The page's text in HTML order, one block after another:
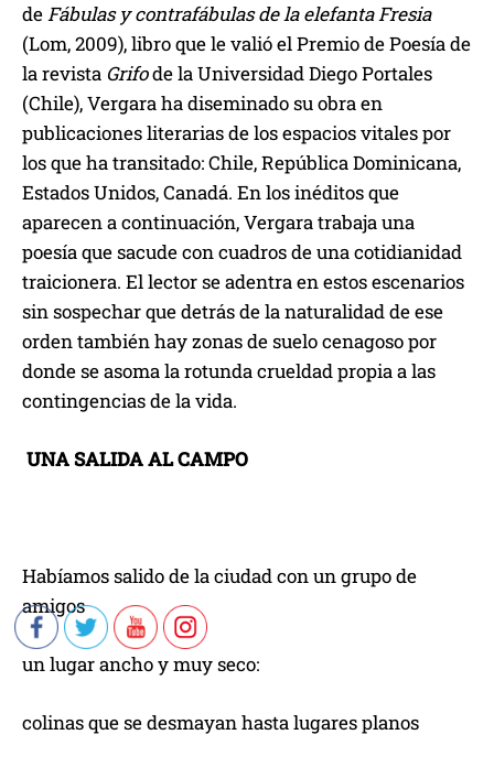
deFábulas y contrafábulas de la elefanta Fresia
(Lom, 2009), libro que le valió el Premio de Poesía de
la revista Grifode la Universidad Diego Portales
(Chile), Vergara ha diseminado su obra en
publicaciones literarias de los espacios vitales por
los que ha transitado: Chile, República Dominicana,
Estados Unidos, Canadá. En los inéditos que
aparecen a continuación, Vergara trabaja una
poesía que sacude con cuadros de una cotidianidad
traicionera. El lector se adentra en estos escenarios
sin sospechar que detrás de la naturalidad de ese
orden también hay zonas de suelo cenagoso por
donde se asoma la rotunda crueldad propia a las
contingencias de la vida.
UNA SALIDA AL CAMPO
Habíamos salido de la ciudad con un grupo de
amigos
un lugar ancho y muy seco:
colinas que se desmayan hasta lugares planos